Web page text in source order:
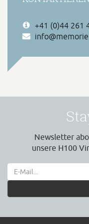
+41 (0)44 261
Newsletter
unsere H100